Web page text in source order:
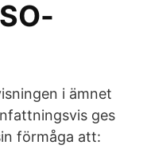
i ämnet
ges
förmåga att: